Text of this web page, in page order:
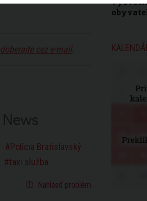
cez e-mail.
Polícia Bratislavský
taxi služba
Nahlásiť problém